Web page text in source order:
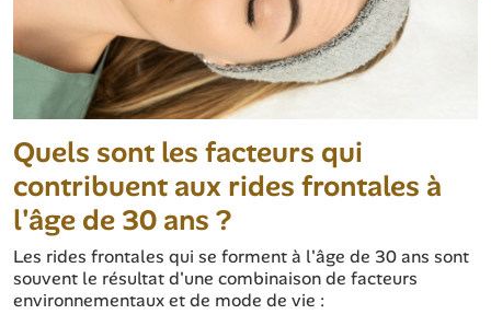
Quels sont les facteurs qui
contribuent aux rides frontales à
l'âge de 30 ans ?
Les rides frontales qui se forment à l'âge de 30 ans sont
souvent le résultat d'une combinaison de facteurs
environnementaux et de mode de vie :